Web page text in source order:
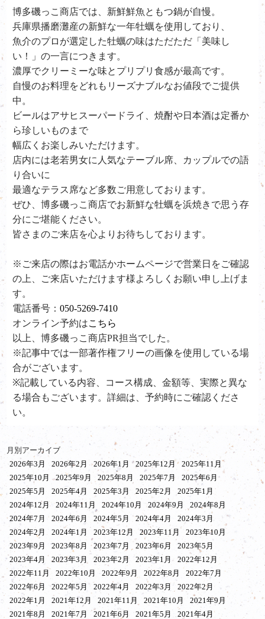
博多磯っこ商店では、新鮮鮮魚ともつ鍋が自慢。
兵庫県播磨灘産の新鮮な一年牡蠣を使用しており、
魚介のプロが選定した牡蠣の味はただただ「美味し
い！」の一言につきます。
濃厚でクリーミーな味とプリプリ食感が最高です。
自慢のお料理をどれもリーズナブルなお値段でご提供
中。
ビールはアサヒスーパードライ、焼酎や日本酒は定番か
ら珍しいものまで
幅広くお楽しみいただけます。
店内には老若男女に人気なテーブル席、カップルでの語
り合いに
最適なテラス席など多数ご用意しております。
ぜひ、博多磯っこ商店でお新鮮な牡蠣を浜焼きで思う存
分にご堪能ください。
皆さまのご来店を心よりお待ちしております。
※ご来店の際はお電話かホームページで営業日をご確認
の上、ご来店いただけます様よろしくお願い申し上げま
す。
電話番号：050-5269-7410
オンライン予約はこちら
以上、博多磯っこ商店PR担当でした。
※記事中では一部著作権フリーの画像を使用している場
合がございます。
※記載している内容、コース構成、金額等、実際と異な
る場合もございます。詳細は、予約時にご確認くださ
い。
月別アーカイブ
2026年3月
2026年2月 2026年1月 2025年12月
2025年11月
2025年10月
2025年9月 2025年8月 2025年7月
2025年6月
2025年5月
2025年4月 2025年3月 2025年2月
2025年1月
2024年12月
2024年11月 2024年10月 2024年9月
2024年8月
2024年7月
2024年6月 2024年5月 2024年4月
2024年3月
2024年2月
2024年1月 2023年12月 2023年11月
2023年10月
2023年9月
2023年8月 2023年7月 2023年6月
2023年5月
2023年4月
2023年3月 2023年2月 2023年1月
2022年12月
2022年11月
2022年10月 2022年9月 2022年8月
2022年7月
2022年6月
2022年5月 2022年4月 2022年3月
2022年2月
2022年1月
2021年12月 2021年11月 2021年10月
2021年9月
2021年8月
2021年7月 2021年6月 2021年5月
2021年4月